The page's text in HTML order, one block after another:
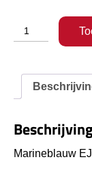
shirt
Marineblauw